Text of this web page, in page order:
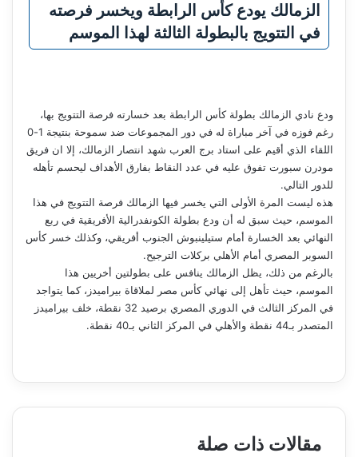
الزمالك يودع كأس الرابطة ويخسر فرصته
في التتويج بالبطولة الثالثة لهذا الموسم
ودع نادي الزمالك بطولة كأس الرابطة بعد خسارته فرصة التتويج بها،
رغم فوزه في آخر مباراة له في دور المجموعات ضد سموحة بنتيجة 1-0
اللقاء الذي أقيم على استاد برج العرب شهد انتصار الزمالك، إلا ان فريق
مودرن سبورت تفوق عليه في عدد النقاط بفارق الأهداف ليحسم تأهله
للدور التالي.
هذه ليست المرة الأولى التي يخسر فيها الزمالك فرصة التتويج في هذا
الموسم، حيث سبق له أن ودع بطولة الكونفدرالية الأفريقية في ربع
النهائي بعد الخسارة أمام ستيلينبوش الجنوب أفريقي، وكذلك خسر كأس
السوبر المصري أمام الأهلي بركلات الترجيح.
بالرغم من ذلك، يظل الزمالك ينافس على بطولتين أخريين هذا
الموسم، حيث تأهل إلى نهائي كأس مصر لملاقاة بيراميدز، كما يتواجد
في المركز الثالث في الدوري المصري برصيد 32 نقطة، خلف بيراميدز
المتصدر بـ44 نقطة والأهلي في المركز الثاني بـ40 نقطة.
مقالات ذات صلة